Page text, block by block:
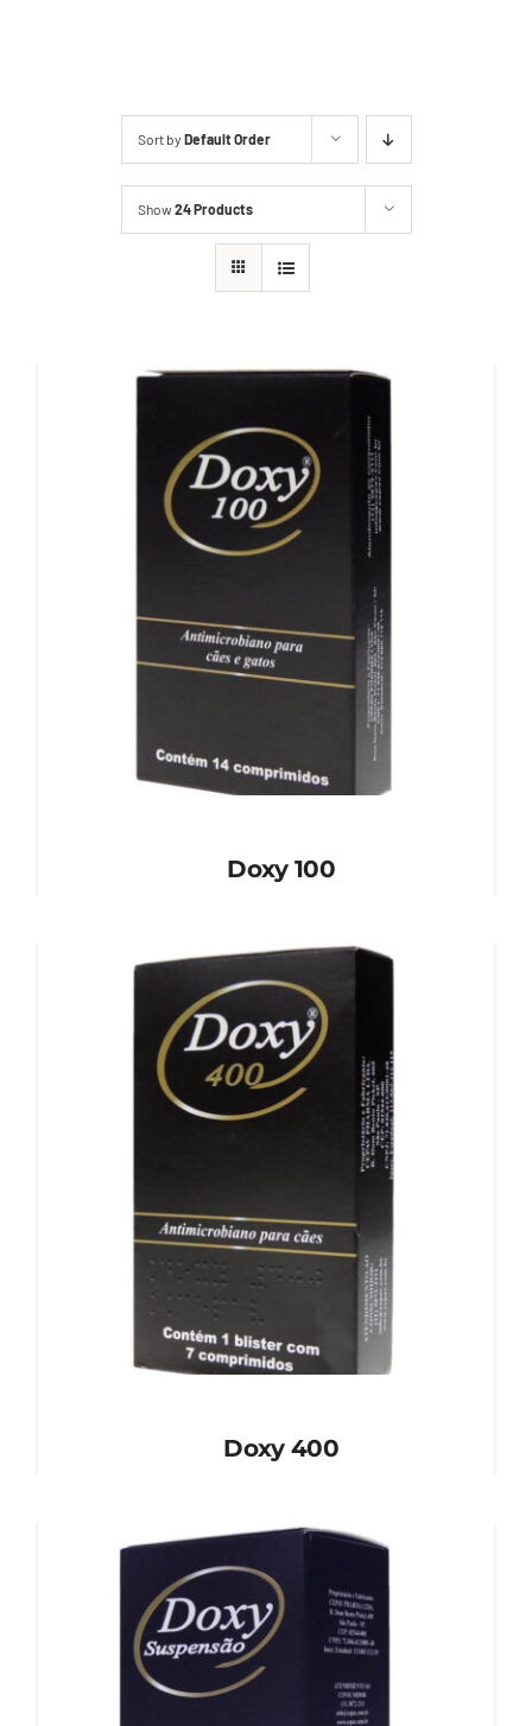
Sort by Default Order
Show24 Products
Doxy 100
Doxy 400